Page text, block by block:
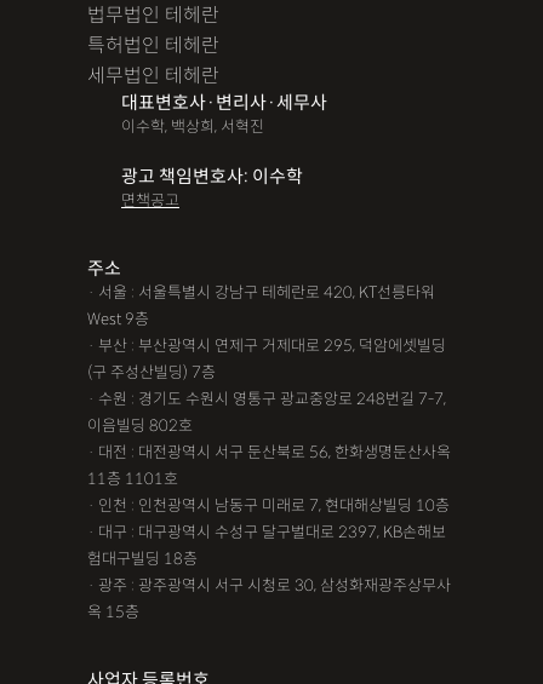
법무법인 테헤란
특허법인 테헤란
세무법인 테헤란
대표변호사·변리사·세무사
이수학, 백상희, 서혁진
광고 책임변호사: 이수학
면책공고
주소
· 서울 : 서울특별시 강남구 테헤란로 420, KT선릉타워
West 9층
· 부산 : 부산광역시 연제구 거제대로 295, 덕암에셋빌딩
(구 주성산빌딩) 7층
· 수원 : 경기도 수원시 영통구 광교중앙로 248번길 7-7,
이음빌딩 802호
· 대전 : 대전광역시 서구 둔산북로 56, 한화생명둔산사옥
11층 1101호
· 인천 : 인천광역시 남동구 미래로 7, 현대해상빌딩 10층
· 대구 : 대구광역시 수성구 달구벌대로 2397, KB손해보
험대구빌딩 18층
· 광주 : 광주광역시 서구 시청로 30, 삼성화재광주상무사
옥 15층